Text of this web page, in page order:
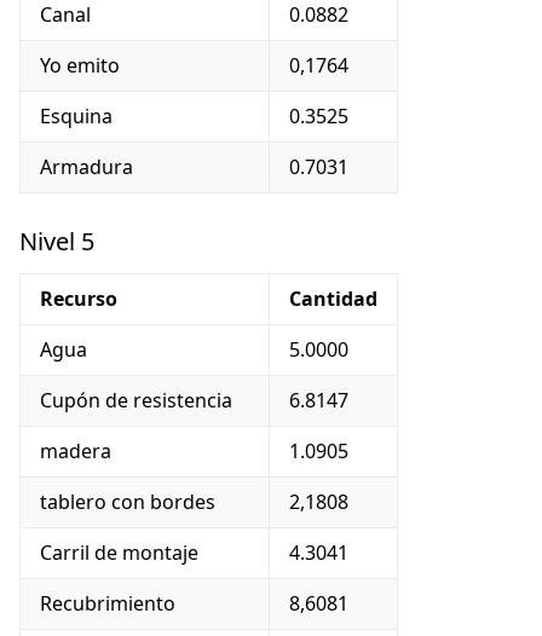
Canal
0.0882
Yo emito
0,1764
Esquina
0.3525
Armadura
0.7031
Nivel 5
Recurso
Cantidad
Agua
5.0000
Cupón de resistencia
6.8147
madera
1.0905
tablero con bordes
2,1808
Carril de montaje
4.3041
Recubrimiento
8,6081